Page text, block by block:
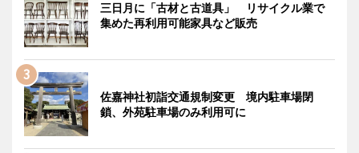
三日月に「古材と古道具」 リサイクル業で
集めた再利用可能家具など販売
佐嘉神社初詣交通規制変更 境内駐車場閉
鎖、外苑駐車場のみ利用可に